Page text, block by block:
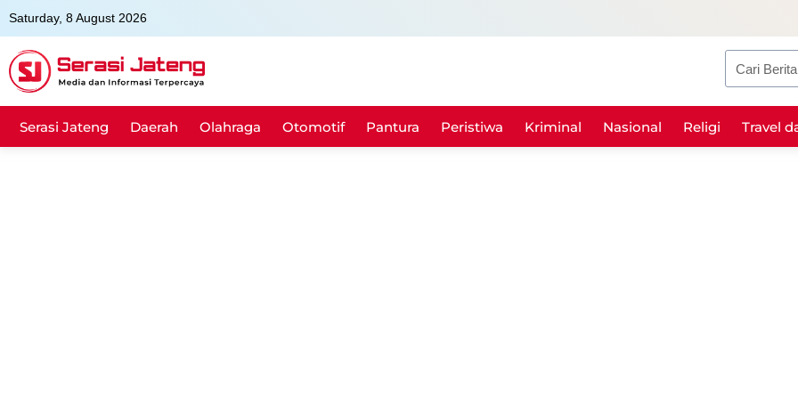
Skip
to
content
Saturday, 8 August 2026
Serasi Jateng Daerah Olahraga Otomotif Pantura Peristiwa Kriminal Nasional Religi Travel